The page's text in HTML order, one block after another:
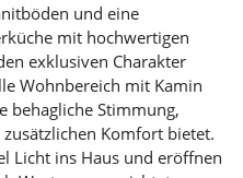
und eine
mit hochwertigen
exklusiven Charakter
Wohnbereich mit Kamin
behagliche Stimmung,
Komfort bietet.
Licht ins Haus und eröffnen